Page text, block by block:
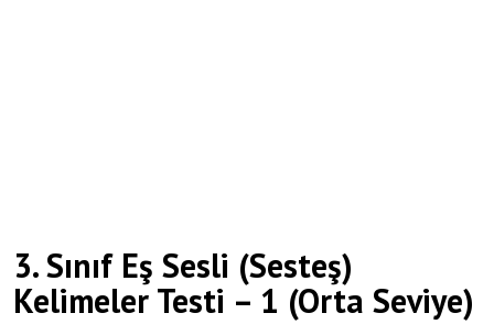
3. Sınıf Eş Sesli (Sesteş)
Kelimeler Testi – 1 (Orta Seviye)